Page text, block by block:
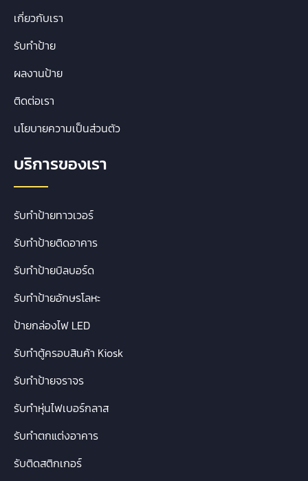
เกี่ยวกับเรา
รับทำป้าย
ผลงานป้าย
ติดต่อเรา
นโยบายความเป็นส่วนตัว
บริการของเรา
รับทำป้ายทาวเวอร์
รับทำป้ายติดอาคาร
รับทำป้ายบิลบอร์ด
รับทำป้ายอักษรโลหะ
ป้ายกล่องไฟ LED
รับทำตู้ครอบสินค้า Kiosk
รับทำป้ายจราจร
รับทำหุ่นไฟเบอร์กลาส
รับทำตกแต่งอาคาร
รับติดสติกเกอร์